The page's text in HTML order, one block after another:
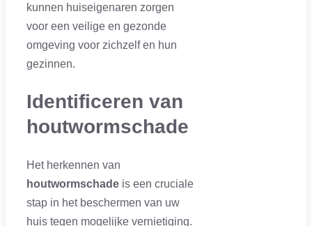
kunnen huiseigenaren zorgen
voor een veilige en gezonde
omgeving voor zichzelf en hun
gezinnen.
Identificeren van
houtwormschade
Het herkennen van
houtwormschade is een cruciale
stap in het beschermen van uw
huis tegen mogelijke vernietiging.